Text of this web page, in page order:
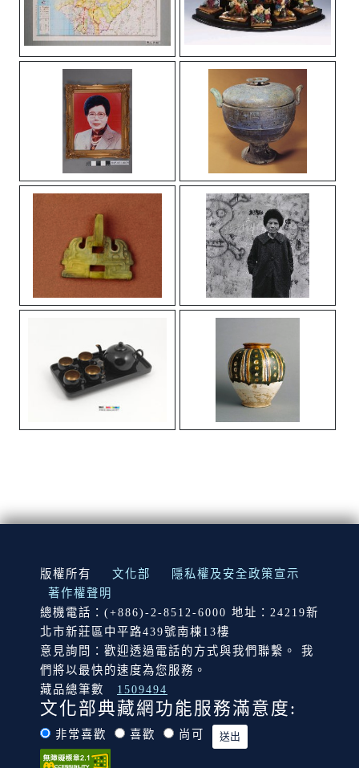
:::
版權所有 文化部
隱私權及安全政策宣示
著作權聲明
總機電話：(+886)-2-8512-6000 地址：24219新
北市新莊區中平路439號南棟13樓
意見詢問：歡迎透過電話的方式與我們聯繫。 我
們將以最快的速度為您服務。
藏品總筆數
1509494
文化部典藏網功能服務滿意度:
非常喜歡 喜歡 尚可